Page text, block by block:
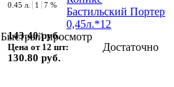
Быстрый просмотр
0.45 л. 1 7 %
143.40 руб.
Цена от 12 шт:
130.80 руб.
Достаточно